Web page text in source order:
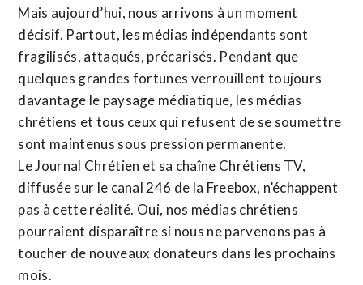
Mais aujourd’hui, nous arrivons à un moment
décisif. Partout, les médias indépendants sont
fragilisés, attaqués, précarisés. Pendant que
quelques grandes fortunes verrouillent toujours
davantage le paysage médiatique, les médias
chrétiens et tous ceux qui refusent de se soumettre
sont maintenus sous pression permanente.
Le Journal Chrétien et sa chaîne Chrétiens TV,
diffusée sur le canal 246 de la Freebox, n’échappent
pas à cette réalité. Oui, nos médias chrétiens
pourraient disparaître si nous ne parvenons pas à
toucher de nouveaux donateurs dans les prochains
mois.